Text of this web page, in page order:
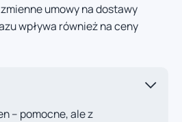
umowy na dostawy
wpływa również na ceny
– pomocne, ale z